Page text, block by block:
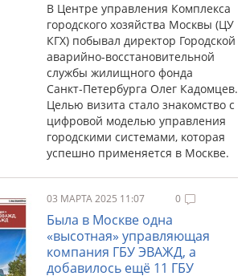
В Центре управления Комплекса
городского хозяйства Москвы (ЦУ
КГХ) побывал директор Городской
аварийно-восстановительной
службы жилищного фонда
Санкт‑Петербурга Олег Кадомцев.
Целью визита стало знакомство с
цифровой моделью управления
городскими системами, которая
успешно применяется в Москве.
03 МАРТА 2025 11:07 0
Была в Москве одна
«высотная» управляющая
компания ГБУ ЭВАЖД, а
добавилось ещё 11 ГБУ